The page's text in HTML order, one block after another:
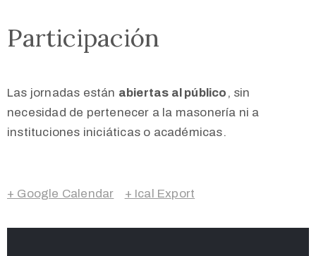
Participación
Las jornadas están abiertas al público , sin
necesidad de pertenecer a la masonería ni a
instituciones iniciáticas o académicas.
+ Google Calendar + Ical Export